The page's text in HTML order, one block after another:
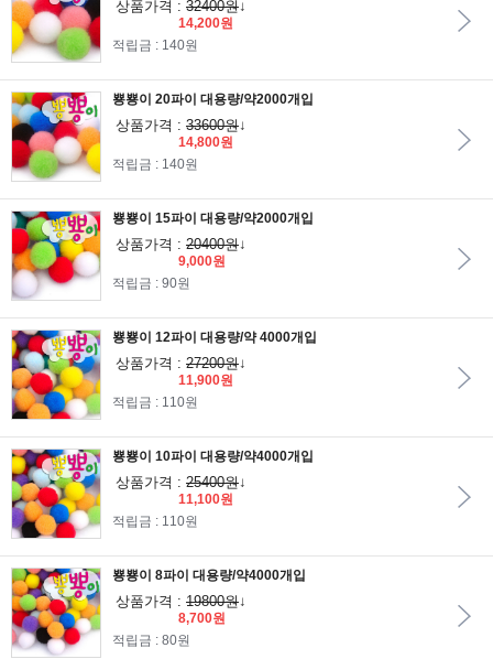
상품가격 : 32400원↓
14,200원
적립금 : 140원
뿅뿅이 20파이 대용량/약2000개입
상품가격 : 33600원↓
14,800원
적립금 : 140원
뿅뿅이 15파이 대용량/약2000개입
상품가격 : 20400원↓
9,000원
적립금 : 90원
뿅뿅이 12파이 대용량/약 4000개입
상품가격 : 27200원↓
11,900원
적립금 : 110원
뿅뿅이 10파이 대용량/약4000개입
상품가격 : 25400원↓
11,100원
적립금 : 110원
뿅뿅이 8파이 대용량/약4000개입
상품가격 : 19800원↓
8,700원
적립금 : 80원